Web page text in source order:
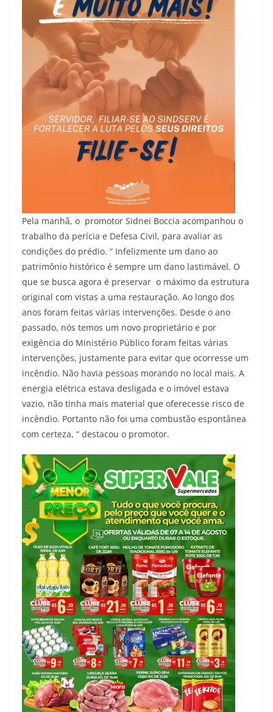
Pela manhã, o promotor Sidnei Boccia acompanhou o
trabalho da perícia e Defesa Civil, para avaliar as
condições do prédio. “ Infelizmente um dano ao
patrimônio histórico é sempre um dano lastimável. O
que se busca agora é preservar o máximo da estrutura
original com vistas a uma restauração. Ao longo dos
anos foram feitas várias intervenções. Desde o ano
passado, nós temos um novo proprietário e por
exigência do Ministério Público foram feitas várias
intervenções, justamente para evitar que ocorresse um
incêndio. Não havia pessoas morando no local mais. A
energia elétrica estava desligada e o imóvel estava
vazio, não tinha mais material que oferecesse risco de
incêndio. Portanto não foi uma combustão espontânea
com certeza, “ destacou o promotor.